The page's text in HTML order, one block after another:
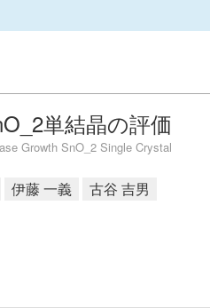
単結晶の評価
Growth SnO_2 Single Crystal
伊藤 一義 古谷 吉男